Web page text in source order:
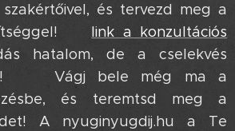
és tervezd meg a
➡️ link a konzultációs
hatalom, de a cselekvés
💥 Vágj bele még ma a
és teremtsd meg a
A nyuginyugdij.hu a Te